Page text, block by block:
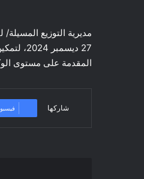
مديرية التوزيع المسيلة/
27
المقدمة على مستوى
شاركها